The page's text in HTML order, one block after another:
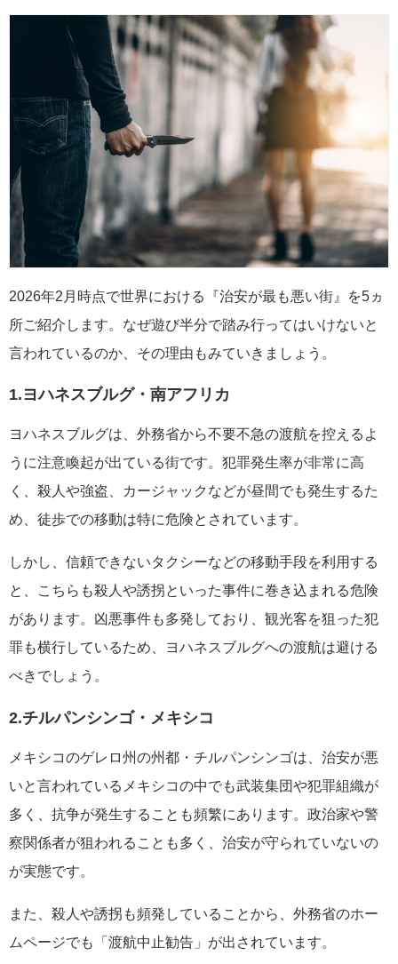
2026年2月時点で世界における『治安が最も悪い街』を5ヵ
所ご紹介します。なぜ遊び半分で踏み行ってはいけないと
言われているのか、その理由もみていきましょう。
1.ヨハネスブルグ・南アフリカ
ヨハネスブルグは、外務省から不要不急の渡航を控えるよ
うに注意喚起が出ている街です。犯罪発生率が非常に高
く、殺人や強盗、カージャックなどが昼間でも発生するた
め、徒歩での移動は特に危険とされています。
しかし、信頼できないタクシーなどの移動手段を利用する
と、こちらも殺人や誘拐といった事件に巻き込まれる危険
があります。凶悪事件も多発しており、観光客を狙った犯
罪も横行しているため、ヨハネスブルグへの渡航は避ける
べきでしょう。
2.チルパンシンゴ・メキシコ
メキシコのゲレロ州の州都・チルパンシンゴは、治安が悪
いと言われているメキシコの中でも武装集団や犯罪組織が
多く、抗争が発生することも頻繁にあります。政治家や警
察関係者が狙われることも多く、治安が守られていないの
が実態です。
また、殺人や誘拐も頻発していることから、外務省のホー
ムページでも「渡航中止勧告」が出されています。